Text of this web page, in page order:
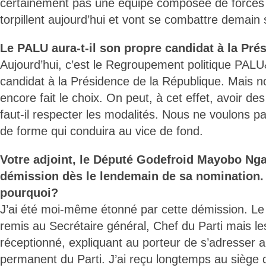
certainement pas une équipe composée de
torpillent aujourd’hui et vont se combattre
Le PALU aura-t-il son propre candidat à la
Aujourd’hui, c’est le Regroupement politique
candidat à la Présidence de la République. Mais
encore fait le choix. On peut, à cet effet, avoir
faut-il respecter les modalités. Nous ne voulons
de forme qui conduira au vice de fond.
Votre adjoint, le Député Godefroid Mayobo
démission dès le lendemain de sa
pourquoi?
J’ai été moi-même étonné par cette démission.
remis au Secrétaire général, Chef du Parti mais
réceptionné, expliquant au porteur de s’adresser
permanent du Parti. J’ai reçu longtemps au siège